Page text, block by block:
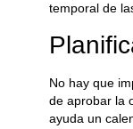
temporal de
No hay que
de aprobar la
ayuda un